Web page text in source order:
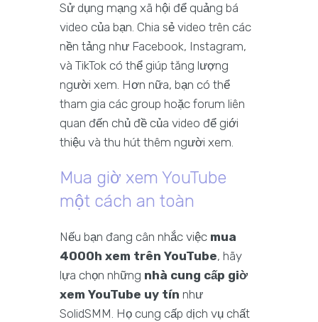
Sử dụng mạng xã hội để quảng bá
video của bạn. Chia sẻ video trên các
nền tảng như Facebook, Instagram,
và TikTok có thể giúp tăng lượng
người xem. Hơn nữa, bạn có thể
tham gia các group hoặc forum liên
quan đến chủ đề của video để giới
thiệu và thu hút thêm người xem.
Mua giờ xem YouTube
một cách an toàn
Nếu bạn đang cân nhắc việc mua
4000h xem trên YouTube, hãy
lựa chọn những nhà cung cấp giờ
xem YouTube uy tín như
SolidSMM. Họ cung cấp dịch vụ chất